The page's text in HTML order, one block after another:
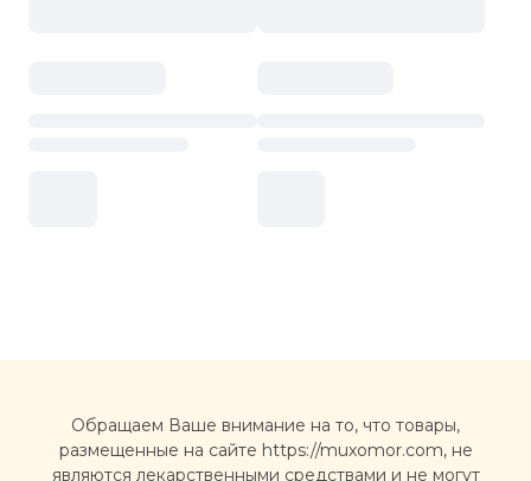
Обращаем Ваше внимание на то, что товары,
размещенные на сайте https://muxomor.com, не
являются лекарственными средствами и не могут